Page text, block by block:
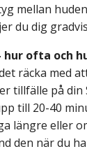
mellan
du dig
ofta och
räcka med
tillfälle på
till 20-40
längre eller
den när du